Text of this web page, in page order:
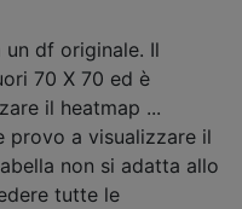
df originale. Il
70 X 70 ed è
il heatmap ...
provo a visualizzare il
non si adatta allo
tutte le